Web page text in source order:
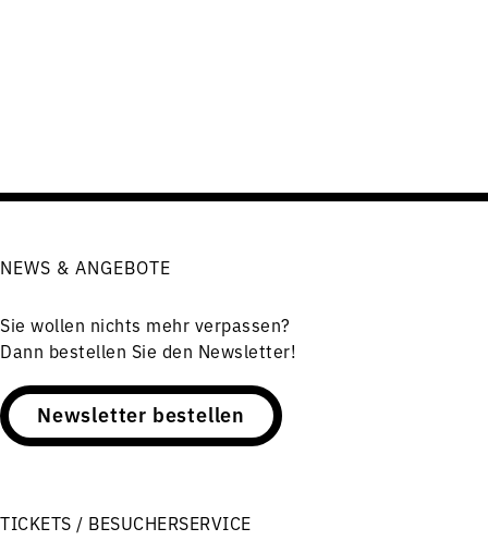
NEWS & ANGEBOTE
Sie wollen nichts mehr verpassen?
Dann bestellen Sie den Newsletter!
Newsletter bestellen
TICKETS / BESUCHERSERVICE